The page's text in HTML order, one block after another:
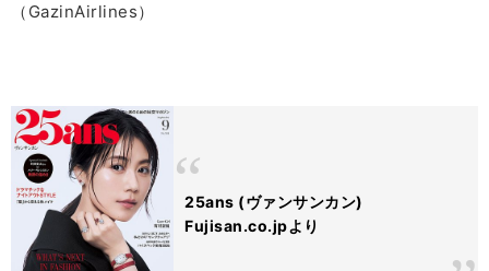
（GazinAirlines）
25ans (ヴァンサンカン)
Fujisan.co.jpより